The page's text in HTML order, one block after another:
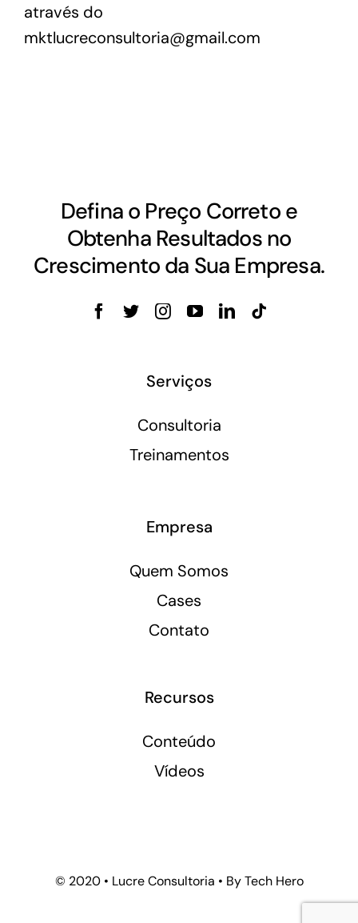
através do
mktlucreconsultoria@gmail.com
Defina o Preço Correto e
Obtenha Resultados no
Crescimento da Sua Empresa.
Serviços
Consultoria
Treinamentos
Empresa
Quem Somos
Cases
Contato
Recursos
Conteúdo
Vídeos
© 2020 • Lucre Consultoria • By Tech Hero